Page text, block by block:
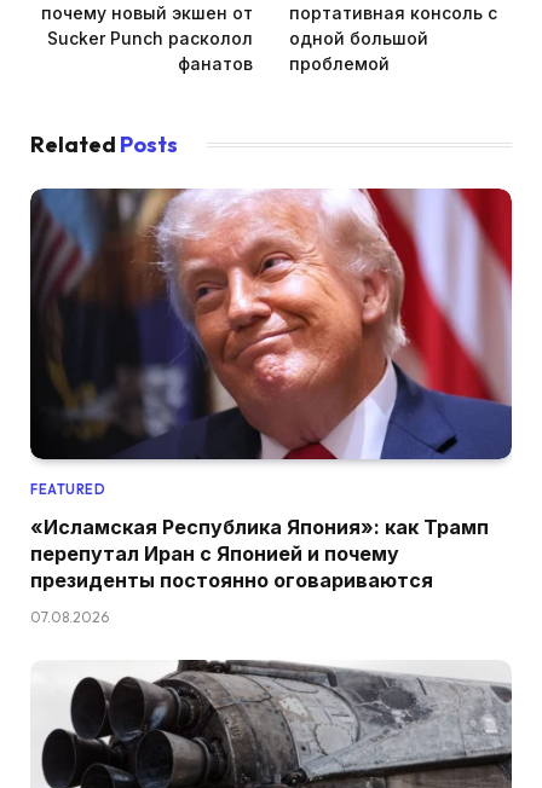
почему новый экшен от
Sucker Punch расколол
фанатов
портативная консоль с
одной большой
проблемой
Related Posts
FEATURED
«Исламская Республика Япония»: как Трамп
перепутал Иран с Японией и почему
президенты постоянно оговариваются
07.08.2026